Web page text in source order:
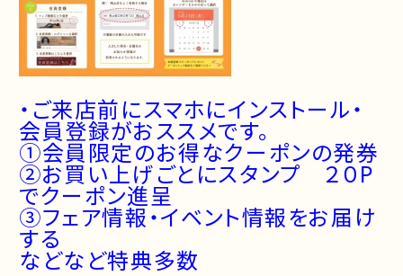
・ご来店前にスマホにインストール・
会員登録がおススメです。
①会員限定のお得なクーポンの発券
➁お買い上げごとにスタンプ ２０P
でクーポン進呈
➂フェア情報・イベント情報をお届け
する
などなど特典多数